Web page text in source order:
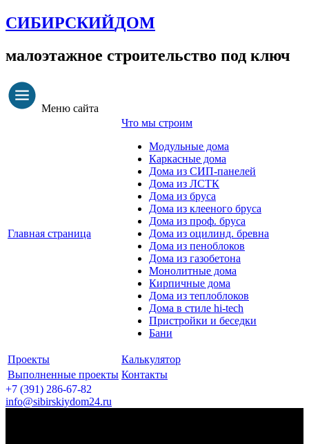
СИБИРСКИЙДОМ
малоэтажное строительство под ключ
Меню сайта
Главная страница
Что мы строим
Модульные дома
Каркасные дома
Дома из СИП-панелей
Дома из ЛСТК
Дома из бруса
Дома из клееного бруса
Дома из проф. бруса
Дома из оцилинд. бревна
Дома из пеноблоков
Дома из газобетона
Монолитные дома
Кирпичные дома
Дома из теплоблоков
Дома в стиле hi-tech
Пристройки и беседки
Бани
Проекты
Калькулятор
Выполненные проекты Контакты
+7 (391) 286-67-82
info@sibirskiydom24.ru